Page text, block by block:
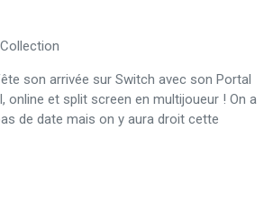
son arrivée sur Switch avec son Portal
online et split screen en multijoueur ! On a
de date mais on y aura droit cette